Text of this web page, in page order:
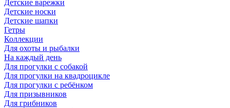
Детские варежки
Детские носки
Детские шапки
Гетры
Коллекции
Для охоты и рыбалки
На каждый день
Для прогулки с собакой
Для прогулки на квадроцикле
Для прогулки с ребёнком
Для призывников
Для грибников